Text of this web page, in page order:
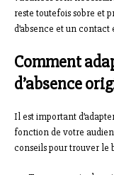
reste toutefois sobre et
d’absence et un contact
Comment
d’absence
Il est important
fonction de votre
conseils pour trouver le